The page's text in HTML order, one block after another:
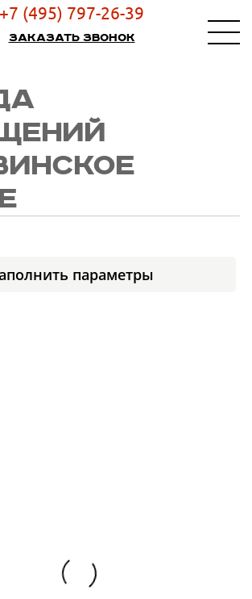
+7 (495) 797-26-39
Заказать звонок
параметры